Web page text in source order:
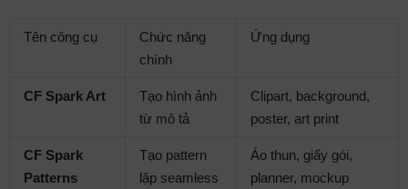
Tên công cụ
Chức năng
chính
Ứng dụng
CF Spark Art
Tạo hình ảnh
từ mô tả
Clipart, background,
poster, art print
CF Spark
Patterns
Tạo pattern
lặp seamless
Áo thun, giấy gói,
planner, mockup